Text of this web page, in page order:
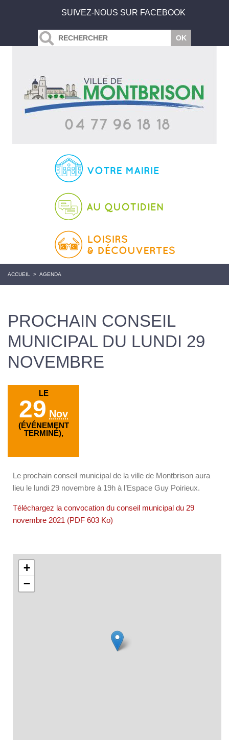
SUIVEZ-NOUS SUR FACEBOOK
ACCUEIL > AGENDA
PROCHAIN CONSEIL
MUNICIPAL DU LUNDI 29
NOVEMBRE
LE
29 Nov
(ÉVÉNEMENT
TERMINÉ),
Le prochain conseil municipal de la ville de Montbrison aura
lieu le lundi 29 novembre à 19h à l’Espace Guy Poirieux.
Téléchargez la convocation du conseil municipal du 29
novembre 2021 (PDF 603 Ko)
+
−